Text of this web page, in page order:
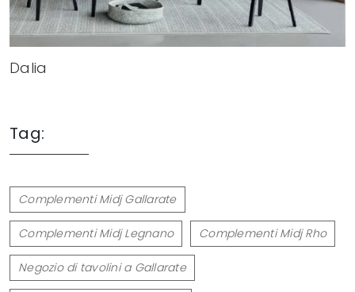
Dalia
Tag:
Complementi Midj Gallarate
Complementi Midj Legnano Complementi Midj Rho
Negozio di tavolini a Gallarate